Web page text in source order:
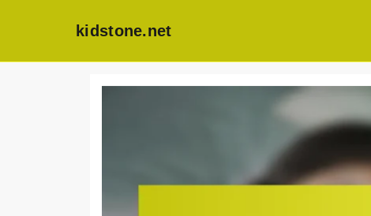
kidstone.net